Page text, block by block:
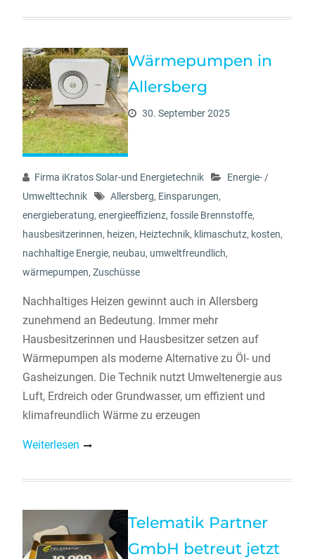
Wärmepumpen in
Allersberg
30. September 2025
Firma iKratos Solar-und Energietechnik
Energie- /
Umwelttechnik
Allersberg, Einsparungen,
energieberatung, energieeffizienz, fossile Brennstoffe,
hausbesitzerinnen, heizen, Heiztechnik, klimaschutz, kosten,
nachhaltige Energie, neubau, umweltfreundlich,
wärmepumpen, Zuschüsse
Nachhaltiges Heizen gewinnt auch in Allersberg
zunehmend an Bedeutung. Immer mehr
Hausbesitzerinnen und Hausbesitzer setzen auf
Wärmepumpen als moderne Alternative zu Öl- und
Gasheizungen. Die Technik nutzt Umweltenergie aus
Luft, Erdreich oder Grundwasser, um effizient und
klimafreundlich Wärme zu erzeugen
Weiterlesen
Telematik Partner
GmbH betreut jetzt